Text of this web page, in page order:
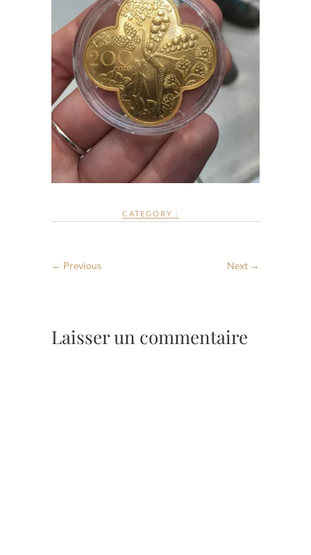
CATEGORY :
← Previous Next →
Laisser un commentaire